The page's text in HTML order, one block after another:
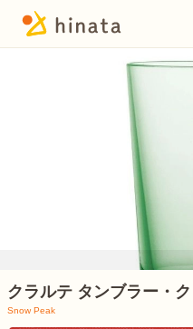
クラルテ タンブラー・
Snow Peak